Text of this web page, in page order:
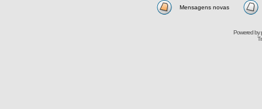
Mensagens novas
Powered by